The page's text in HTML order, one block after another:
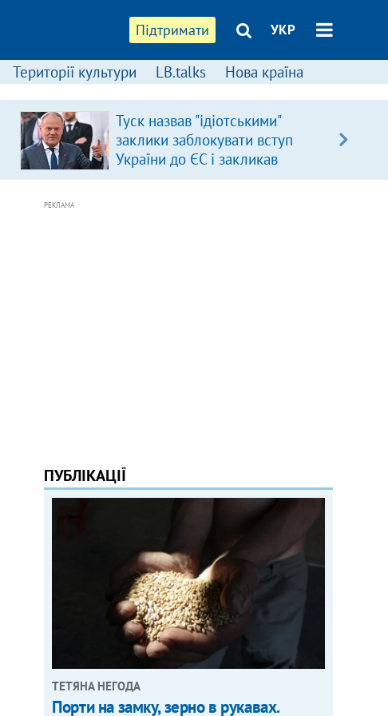
Підтримати УКР
Території культури LB.talks Нова країна
Туск назвав "ідіотськими"
заклики заблокувати вступ
України до ЄС і закликав
припинити антиукраїнську
РЕКЛАМА
ПУБЛІКАЦІЇ
ТЕТЯНА НЕГОДА
Порти на замку, зерно в рукавах.